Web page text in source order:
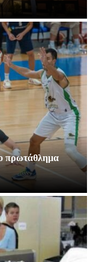
πρωτάθλημα